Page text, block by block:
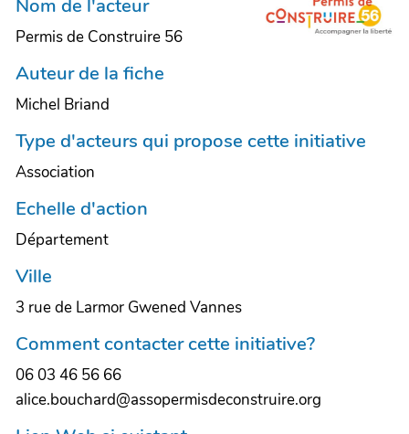
Permis de Construire 56
Auteur de la fiche
Michel Briand
Type d'acteurs qui propose cette initiative
Association
Echelle d'action
Département
Ville
3 rue de Larmor Gwened Vannes
Comment contacter cette initiative?
06 03 46 56 66
alice.bouchard@assopermisdeconstruire.org